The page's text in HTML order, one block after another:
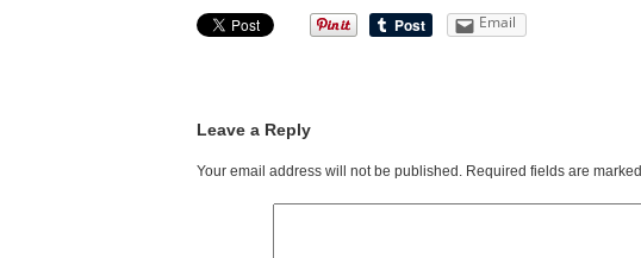
Email
Leave a Reply
Your email address will not be published. Required fields are marked